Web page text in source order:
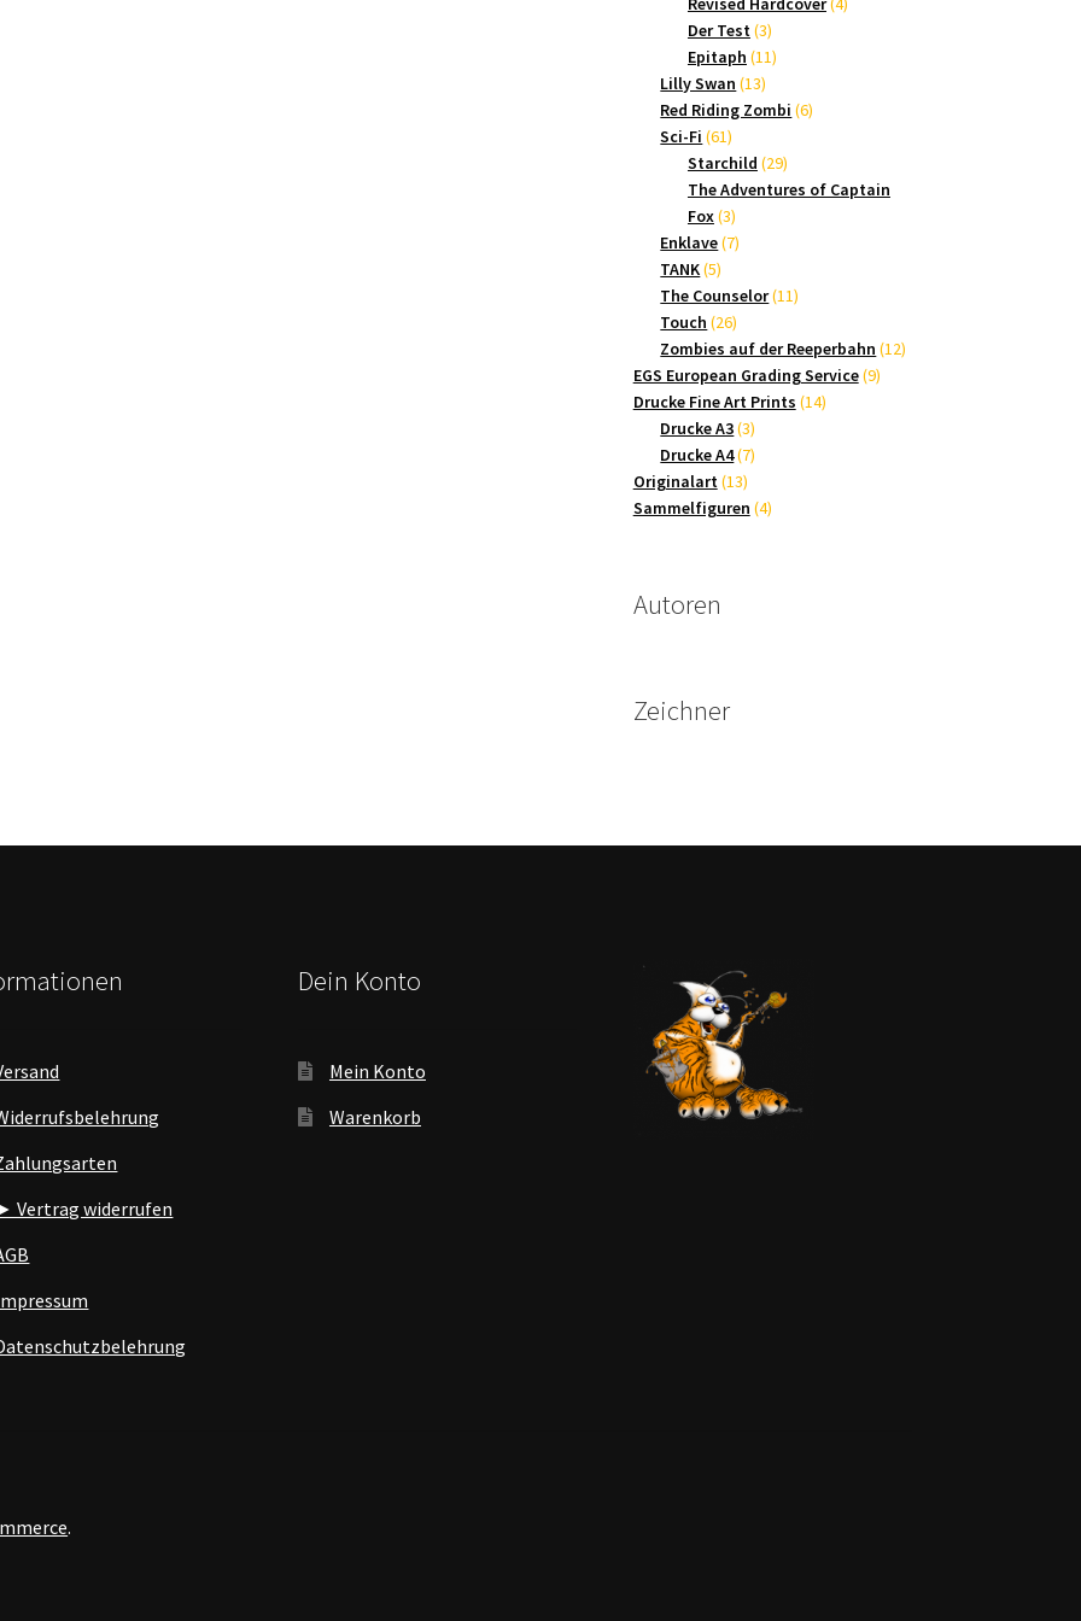
Der Test 33
Produkte
Epitaph 1111
Lilly Swan 1313
Produkte
Red Riding Zombi 66
Sci-Fi 6161
Produkte
Starchild 2929
Produkte
The Adventures of Captain
Fox 33
Produkte
Enklave 77
TANK 55
Produkte
The Counselor 1111
Touch 2626
Produkte
Zombies auf der Reeperbahn 1212
EGS European Grading Service 99
Drucke Fine Art Prints 1414
Drucke A3 33
Produkte
Drucke A4 77
Originalart 1313
Produkte
Sammelfiguren 44
Autoren
Zeichner
Vertrag widerrufen
Dein Konto
Mein Konto
Warenkorb
.